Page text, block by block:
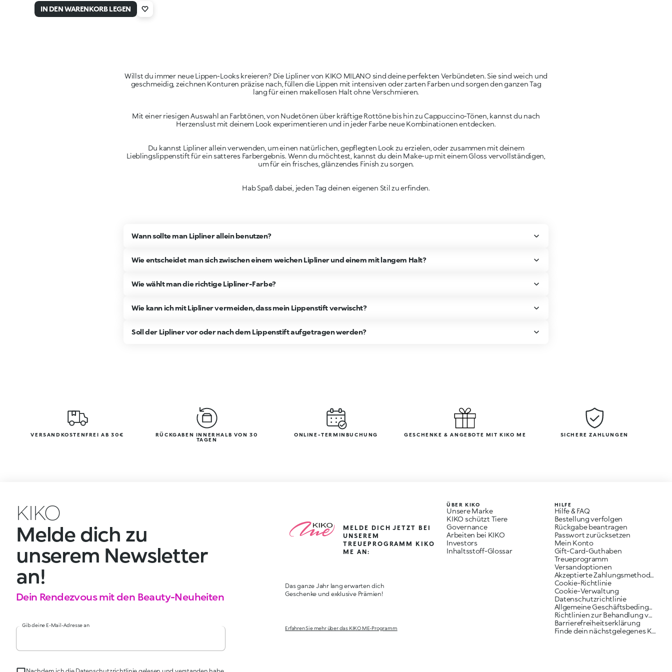
Mauve
IN DEN WARENKORB LEGEN
Willst du immer neue Lippen-Looks kreieren? Die Lipliner von KIKO MILANO sind deine perfekten Verbündeten. Sie sind weich und
geschmeidig, zeichnen Konturen präzise nach, füllen die Lippen mit intensiven oder zarten Farben und sorgen den ganzen Tag
Mit einer riesigen Auswahl an Farbtönen, von Nudetönen über kräftige Rottöne bis hin zu Cappuccino-Tönen, kannst du nach
Herzenslust mit deinem Look experimentieren und in jeder Farbe neue Kombinationen entdecken.
Du kannst Lipliner allein verwenden, um einen natürlichen, gepflegten Look zu erzielen, oder zusammen mit deinem
Lieblingslippenstift für ein satteres Farbergebnis. Wenn du möchtest, kannst du dein Make-up mit einem Gloss vervollständigen,
Hab Spaß dabei, jeden Tag deinen eigenen Stil zu erfinden.
Wann sollte man Lipliner allein benutzen?
Wie entscheidet man sich zwischen einem weichen Lipliner und einem mit langem Halt?
Wie wählt man die richtige Lipliner-Farbe?
Wie kann ich mit Lipliner vermeiden, dass mein Lippenstift verwischt?
Soll der Lipliner vor oder nach dem Lippenstift aufgetragen werden?
VERSANDKOSTENFREI AB 30€
RÜCKGABEN INNERHALB VON 30
TAGEN
ONLINE-TERMINBUCHUNG GESCHENKE & ANGEBOTE MIT KIKO ME SICHERE ZAHLUNGEN
KIKO
Melde dich zu
unserem Newsletter
an!
Dein Rendezvous mit den Beauty-Neuheiten
Gib deine E-Mail-Adresse an
MELDE DICH JETZT BEI
UNSEREM
TREUEPROGRAMM KIKO
ME AN:
Das ganze Jahr lang erwarten dich
Geschenke und exklusive Prämien!
Erfahren Sie mehr über das KIKO ME-Programm
ÜBER KIKO
Unsere Marke
KIKO schützt Tiere
Governance
Arbeiten bei KIKO
Investors
Inhaltsstoff-Glossar
HILFE
Hilfe & FAQ
Bestellung verfolgen
Rückgabe beantragen
Passwort zurücksetzen
Mein Konto
Gift-Card-Guthaben
Treueprogramm
Versandoptionen
Akzeptierte Zahlungsmethoden
Cookie-Richtlinie
Cookie-Verwaltung
Datenschutzrichtlinie
Allgemeine Geschäftsbedingungen
Richtlinien zur Behandlung von Reklamationen
Barrierefreiheitserklärung
Finde dein nächstgelegenes KIKO Geschäft